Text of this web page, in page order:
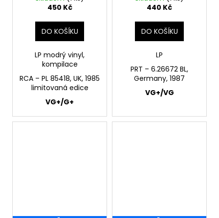
450 Kč
DO KOŠÍKU
LP modrý vinyl,
kompilace
RCA ‎– PL 85418, UK, 1985
limitovaná edice
VG+/G+
440 Kč
DO KOŠÍKU
LP
PRT – 6.26672 BL,
Germany, 1987
VG+/VG